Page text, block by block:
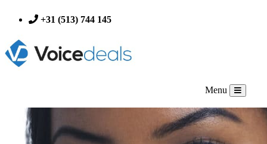
+31 (513) 744 145
Menu